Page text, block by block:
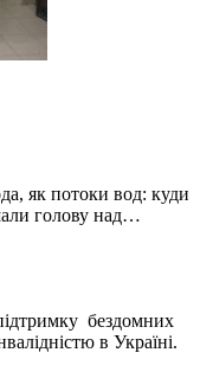
як потоки вод: куди
голову над…
бездомних
в Україні.